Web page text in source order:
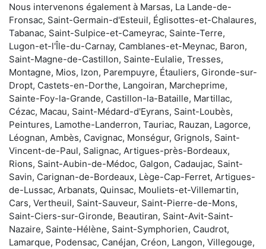
Nous intervenons également à Marsas, La Lande-de-
Fronsac, Saint-Germain-d'Esteuil, Églisottes-et-Chalaures,
Tabanac, Saint-Sulpice-et-Cameyrac, Sainte-Terre,
Lugon-et-l'Île-du-Carnay, Camblanes-et-Meynac, Baron,
Saint-Magne-de-Castillon, Sainte-Eulalie, Tresses,
Montagne, Mios, Izon, Parempuyre, Étauliers, Gironde-sur-
Dropt, Castets-en-Dorthe, Langoiran, Marcheprime,
Sainte-Foy-la-Grande, Castillon-la-Bataille, Martillac,
Cézac, Macau, Saint-Médard-d'Eyrans, Saint-Loubès,
Peintures, Lamothe-Landerron, Tauriac, Rauzan, Lagorce,
Léognan, Ambès, Cavignac, Monségur, Grignols, Saint-
Vincent-de-Paul, Salignac, Artigues-près-Bordeaux,
Rions, Saint-Aubin-de-Médoc, Galgon, Cadaujac, Saint-
Savin, Carignan-de-Bordeaux, Lège-Cap-Ferret, Artigues-
de-Lussac, Arbanats, Quinsac, Mouliets-et-Villemartin,
Cars, Vertheuil, Saint-Sauveur, Saint-Pierre-de-Mons,
Saint-Ciers-sur-Gironde, Beautiran, Saint-Avit-Saint-
Nazaire, Sainte-Hélène, Saint-Symphorien, Caudrot,
Lamarque, Podensac, Canéjan, Créon, Langon, Villegouge,